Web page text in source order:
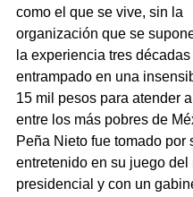
como el que se vive, sin la
organización que se
la experiencia tres décadas
entrampado en una
15 mil pesos para atender
entre los más pobres de
Peña Nieto fue tomado por
entretenido en su juego del
presidencial y con un